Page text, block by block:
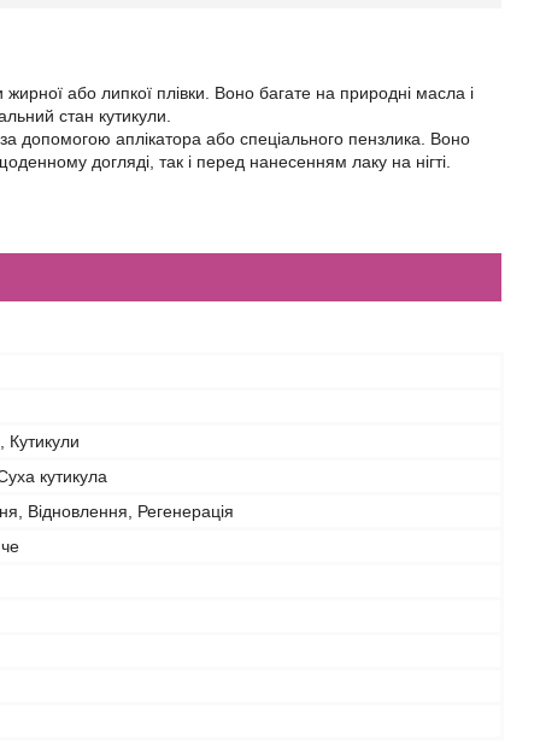
або липкої плівки. Воно багате на природні масла і
стан кутикули.
допомогою аплікатора або спеціального пензлика. Воно
догляді, так і перед нанесенням лаку на нігті.
Кутикули
кутикула
Відновлення, Регенерація